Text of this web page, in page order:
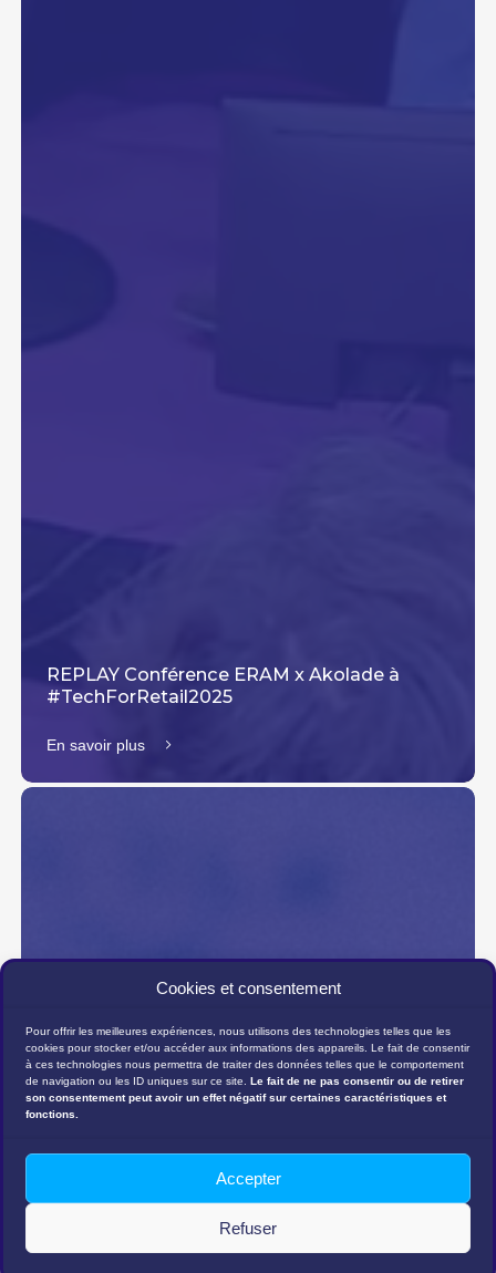
Cookies et consentement
Pour offrir les meilleures expériences, nous utilisons des technologies telles que les
cookies pour stocker et/ou accéder aux informations des appareils. Le fait de consentir
à ces technologies nous permettra de traiter des données telles que le comportement
de navigation ou les ID uniques sur ce site. Le fait de ne pas consentir ou de retirer
son consentement peut avoir un effet négatif sur certaines caractéristiques et
fonctions.
Accepter
Refuser
REPLAY Conférence ERAM x Akolade à
#TechForRetail2025
En savoir plus